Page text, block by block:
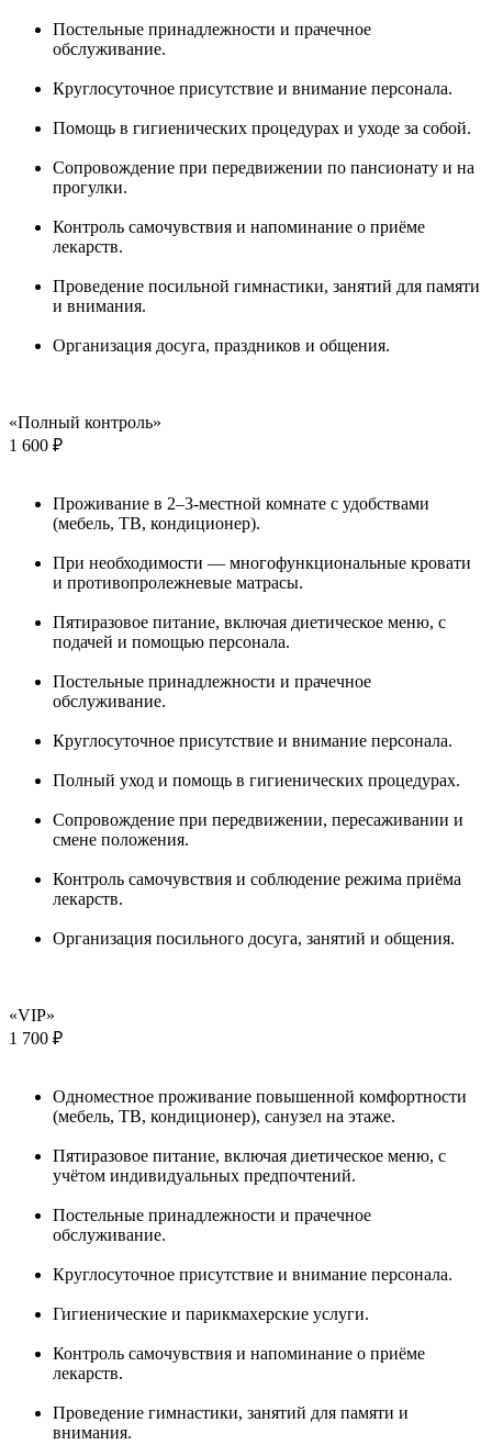
Постельные принадлежности и прачечное
обслуживание.
Круглосуточное присутствие и внимание персонала.
Помощь в гигиенических процедурах и уходе за собой.
Сопровождение при передвижении по пансионату и на
прогулки.
Контроль самочувствия и напоминание о приёме
лекарств.
Проведение посильной гимнастики, занятий для памяти
и внимания.
Организация досуга, праздников и общения.
«Полный контроль»
1 600 ₽
Проживание в 2–3-местной комнате с удобствами
(мебель, ТВ, кондиционер).
При необходимости — многофункциональные кровати
и противопролежневые матрасы.
Пятиразовое питание, включая диетическое меню, с
подачей и помощью персонала.
Постельные принадлежности и прачечное
обслуживание.
Круглосуточное присутствие и внимание персонала.
Полный уход и помощь в гигиенических процедурах.
Сопровождение при передвижении, пересаживании и
смене положения.
Контроль самочувствия и соблюдение режима приёма
лекарств.
Организация посильного досуга, занятий и общения.
«VIP»
1 700 ₽
Одноместное проживание повышенной комфортности
(мебель, ТВ, кондиционер), санузел на этаже.
Пятиразовое питание, включая диетическое меню, с
учётом индивидуальных предпочтений.
Постельные принадлежности и прачечное
обслуживание.
Круглосуточное присутствие и внимание персонала.
Гигиенические и парикмахерские услуги.
Контроль самочувствия и напоминание о приёме
лекарств.
Проведение гимнастики, занятий для памяти и
внимания.